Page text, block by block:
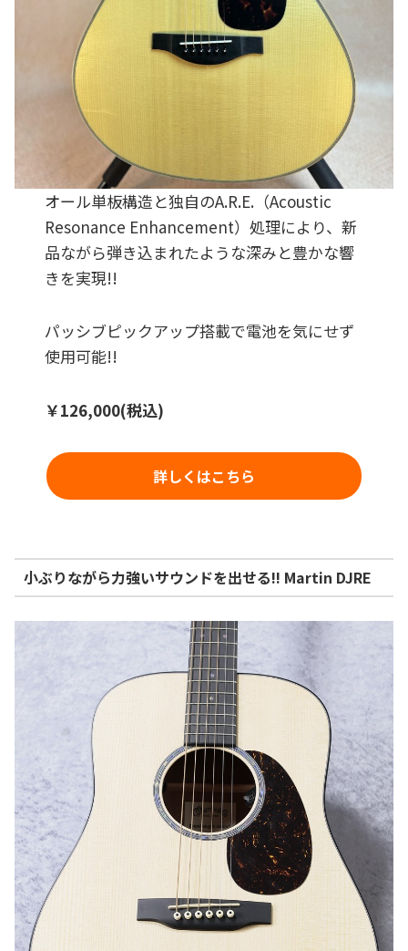
オール単板構造と独自のA.R.E.（Acoustic
Resonance Enhancement）処理により、新
品ながら弾き込まれたような深みと豊かな響
きを実現!!
パッシブピックアップ搭載で電池を気にせず
使用可能!!
￥126,000(税込)
詳しくはこちら
小ぶりながら力強いサウンドを出せる!! Martin DJRE